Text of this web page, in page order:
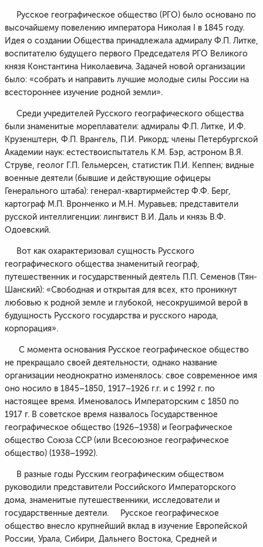
Русское географическое общество (РГО) было основано по
высочайшему повелению императора Николая I в 1845 году.
Идея о создании Общества принадлежала адмиралу Ф.П. Литке,
воспитателю будущего первого Председателя РГО Великого
князя Константина Николаевича. Задачей новой организации
было: «собрать и направить лучшие молодые силы России на
всестороннее изучение родной земли».
Среди учредителей Русского географического общества
были знаменитые мореплаватели: адмиралы Ф.П. Литке, И.Ф.
Крузенштерн, Ф.П. Врангель, П.И. Рикорд; члены Петербургской
Академии наук: естествоиспытатель К.М. Бэр, астроном В.Я.
Струве, геолог Г.П. Гельмерсен, статистик П.И. Кеппен; видные
военные деятели (бывшие и действующие офицеры
Генерального штаба): генерал-квартирмейстер Ф.Ф. Берг,
картограф М.П. Вронченко и М.Н. Муравьев; представители
русской интеллигенции: лингвист В.И. Даль и князь В.Ф.
Одоевский.
Вот как охарактеризовал сущность Русского
географического общества знаменитый географ,
путешественник и государственный деятель П.П. Семенов (Тян-
Шанский): «Свободная и открытая для всех, кто проникнут
любовью к родной земле и глубокой, несокрушимой верой в
будущность Русского государства и русского народа,
корпорация».
С момента основания Русское географическое общество
не прекращало своей деятельности, однако название
организации неоднократно изменялось: свое современное имя
оно носило в 1845–1850, 1917–1926 г.г. и с 1992 г. по
настоящее время. Именовалось Императорским с 1850 по
1917 г. В советское время назвалось Государственное
географическое общество (1926–1938) и Географическое
общество Союза ССР (или Всесоюзное географическое
общество) (1938–1992).
В разные годы Русским географическим обществом
руководили представители Российского Императорского
дома, знаменитые путешественники, исследователи и
государственные деятели. Русское географическое
общество внесло крупнейший вклад в изучение Европейской
России, Урала, Сибири, Дальнего Востока, Средней и